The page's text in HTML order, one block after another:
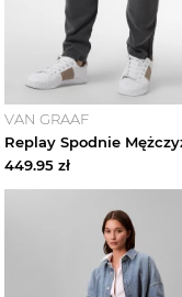
VAN GRAAF
449.95 zł